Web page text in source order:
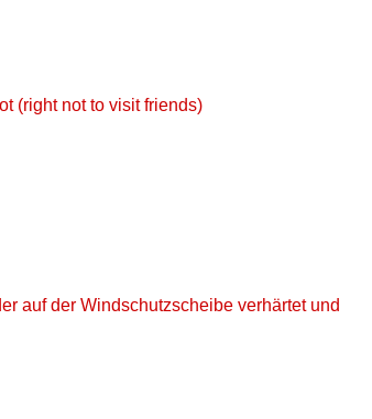
(right not to visit friends)
auf der Windschutzscheibe verhärtet und